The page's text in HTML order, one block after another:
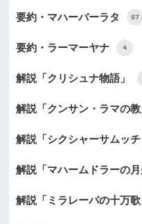
要約・マハーバーラタ 57
要約・ラーマーヤナ 4
解説「クリシュナ物語」
解説「クンサン・ラマの教
解説「シクシャーサムッチ
解説「マハームドラーの月
解説「ミラレーパの十万歌